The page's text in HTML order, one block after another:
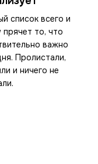
список всего и
прячет то, что
важно
Пролистали,
и ничего не